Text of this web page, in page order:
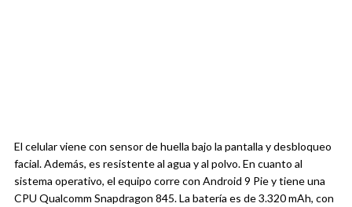
El celular viene con sensor de huella bajo la pantalla y desbloqueo
facial. Además, es resistente al agua y al polvo. En cuanto al
sistema operativo, el equipo corre con Android 9 Pie y tiene una
CPU Qualcomm Snapdragon 845. La batería es de 3.320 mAh, con